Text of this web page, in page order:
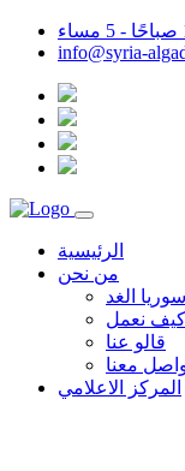
info@syria-
الرئيسية
من نحن
الغد
كيف نعمل
قالو عنا
معنا
المركز الاعلامي